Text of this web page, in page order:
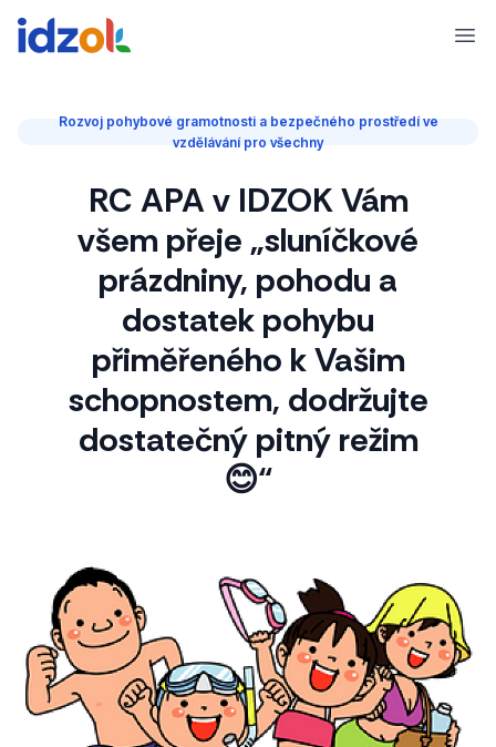
Rozvoj pohybové gramotnosti a bezpečného prostředí ve
vzdělávání pro všechny
RC APA v IDZOK Vám
všem přeje „sluníčkové
prázdniny, pohodu a
dostatek pohybu
přiměřeného k Vašim
schopnostem, dodržujte
dostatečný pitný režim
😊“